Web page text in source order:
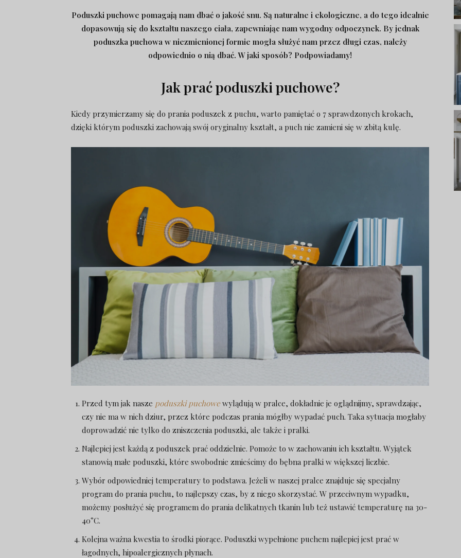
Poduszki puchowe pomagają nam dbać o jakość snu. Są naturalne i ekologiczne, a do tego idealnie
dopasowują się do kształtu naszego ciała, zapewniając nam wygodny odpoczynek. By jednak
poduszka puchowa w niezmienionej formie mogła służyć nam przez długi czas, należy
odpowiednio o nią dbać. W jaki sposób? Podpowiadamy!
Jak prać poduszki puchowe?
Kiedy przymierzamy się do prania poduszek z puchu, warto pamiętać o 7 sprawdzonych krokach,
dzięki którym poduszki zachowają swój oryginalny kształt, a puch nie zamieni się w zbitą kulę.
Przed tym jak nasze poduszki puchowe wylądują w pralce, dokładnie je oglądnijmy, sprawdzając,
czy nie ma w nich dziur, przez które podczas prania mógłby wypadać puch. Taka sytuacja mogłaby
doprowadzić nie tylko do zniszczenia poduszki, ale także i pralki.
Najlepiej jest każdą z poduszek prać oddzielnie. Pomoże to w zachowaniu ich kształtu. Wyjątek
stanowią małe poduszki, które swobodnie zmieścimy do bębna pralki w większej liczbie.
Wybór odpowiedniej temperatury to podstawa. Jeżeli w naszej pralce znajduje się specjalny
program do prania puchu, to najlepszy czas, by z niego skorzystać. W przeciwnym wypadku,
możemy posłużyć się programem do prania delikatnych tkanin lub też ustawić temperaturę na 30-
40°C.
Kolejna ważna kwestia to środki piorące. Poduszki wypełnione puchem najlepiej jest prać w
łagodnych, hipoalergicznych płynach.